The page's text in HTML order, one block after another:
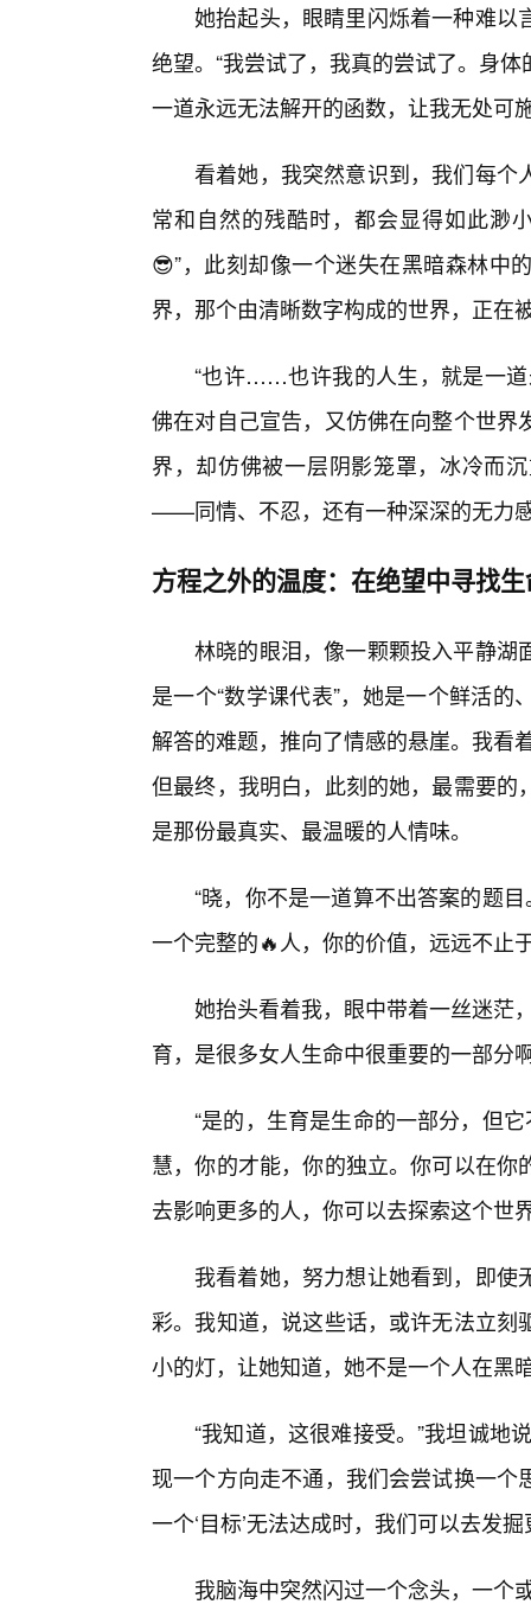
她抬起头，眼睛里闪烁着一种难以
绝望。“我尝试了，我真的尝试了。身
一道永远无法解开的函数，让我无处可
看着她，我突然意识到，我们每个
常和自然的残酷时，都会显得如此渺
😎”，此刻却像一个迷失在黑暗森林中
界，那个由清晰数字构成的世界，正在
“也许……也许我的人生，就是一道
佛在对自己宣告，又仿佛在向整个世
界，却仿佛被一层阴影笼罩，冰冷而
——同情、不忍，还有一种深深的无力
方程之外的温度：在绝望中寻找
林晓的眼泪，像一颗颗投入平静湖
是一个“数学课代表”，她是一个鲜活
解答的难题，推向了情感的悬崖。我看
但最终，我明白，此刻的她，最需要
是那份最真实、最温暖的人情味。
“晓，你不是一道算不出答案的题
一个完整的🔥人，你的价值，远远不止
她抬头看着我，眼中带着一丝迷
育，是很多女人生命中很重要的一部分
“是的，生育是生命的一部分，但
慧，你的才能，你的独立。你可以在
去影响更多的人，你可以去探索这个世
我看着她，努力想让她看到，即
彩。我知道，说这些话，或许无法立
小的灯，让她知道，她不是一个人在黑
“我知道，这很难接受。”我坦诚地
现一个方向走不通，我们会尝试换一
一个‘目标’无法达成时，我们可以去发
我脑海中突然闪过一个念头，一个